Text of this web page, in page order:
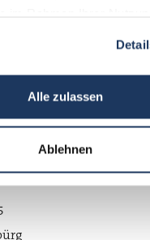
Alle zulassen
Ablehnen
po obozie